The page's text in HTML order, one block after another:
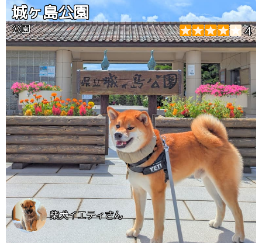
城ヶ島公園
公園 4
柴犬イエティさん